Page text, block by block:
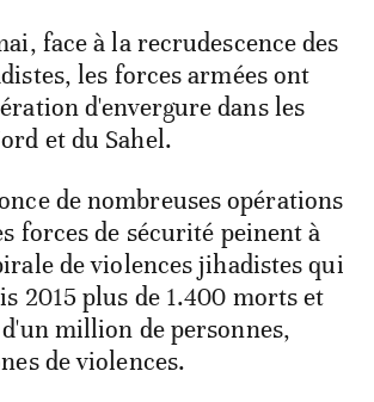
face à la recrudescence des
les forces armées ont
d'envergure dans les
et du Sahel.
de nombreuses opérations
forces de sécurité peinent à
de violences jihadistes qui
2015 plus de 1.400 morts et
million de personnes,
de violences.